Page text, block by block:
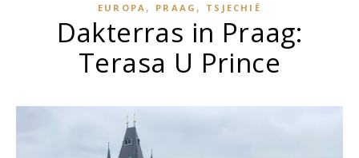
EUROPA , PRAAG , TSJECHIË
Dakterras in Praag:
Terasa U Prince